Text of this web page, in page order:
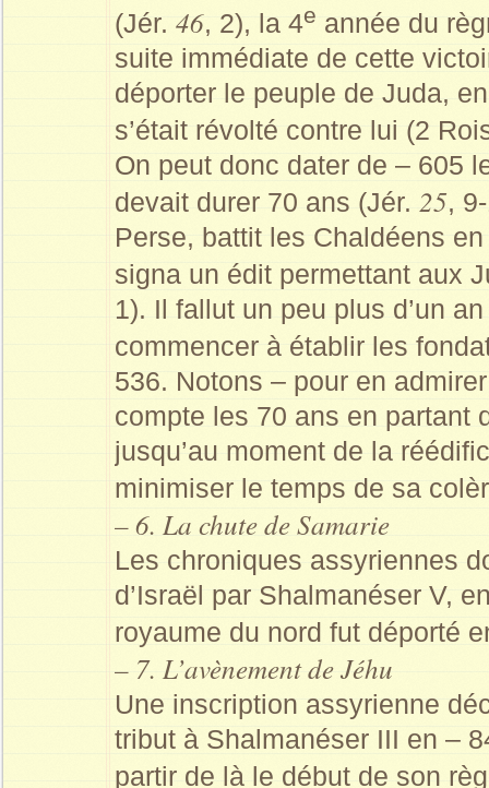
(Jér. 46, 2), la 4e année du
suite immédiate de cette
déporter le peuple de Juda,
s’était révolté contre lui (2
On peut donc dater de – 605
devait durer 70 ans (Jér. 25,
Perse, battit les Chaldéens
signa un édit permettant aux
1). Il fallut un peu plus d’un
commencer à établir les
536. Notons – pour en
compte les 70 ans en partant
jusqu’au moment de la
minimiser le temps de sa
– 6. La chute de Samarie
Les chroniques assyriennes
d’Israël par Shalmanéser V,
royaume du nord fut déporté
– 7. L’avènement de Jéhu
Une inscription assyrienne
tribut à Shalmanéser III en –
partir de là le début de son